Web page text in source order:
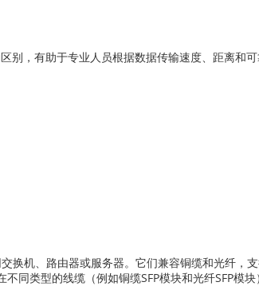
别，有助于专业人员根据数据传输速度、距离和
换机、路由器或服务器。它们兼容铜缆和光纤，
同类型的线缆（例如铜缆SFP模块和光纤SFP模